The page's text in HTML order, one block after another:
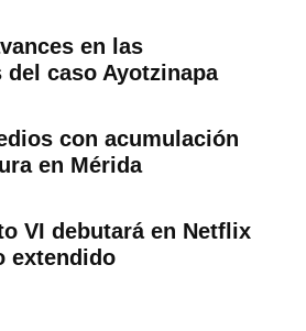
en las
caso Ayotzinapa
con acumulación
en Mérida
VI debutará en Netflix
extendido